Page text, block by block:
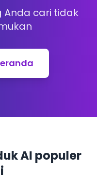
Anda cari tidak
AI populer